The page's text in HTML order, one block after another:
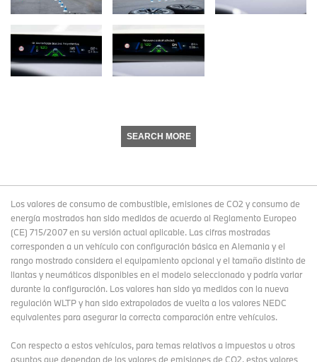
SEARCH MORE
Los valores de consumo de combustible, emisiones de CO2 y consumo de
energía mostrados han sido medidos de acuerdo al Reglamento Europeo
(CE) 715/2007 en su versión actual aplicable. Las cifras mostradas
corresponden a un vehículo con configuración básica en Alemania y el
rango mostrado considera el equipamiento opcional y el tamaño distinto de
llantas y neumáticos disponibles en el modelo seleccionado y podría variar
durante la configuración. Los valores han sido ya medidos con la nueva
regulación WLTP y han sido extrapolados de vuelta a los valores NEDC
equivalentes para asegurar la correcta comparación entre vehículos.
Con respecto a estos vehículos, para temas relativos a impuestos u otros
asuntos que dependan de los valores de emisiones de CO2, estos valores